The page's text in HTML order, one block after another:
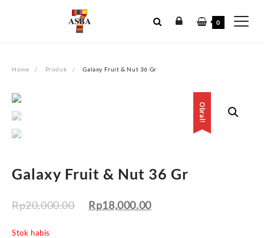
0
Obral!
Home Produk Galaxy Fruit & Nut 36 Gr
Galaxy Fruit & Nut 36 Gr
Rp20,000.00 Rp18,000.00
Stok habis
Obral!